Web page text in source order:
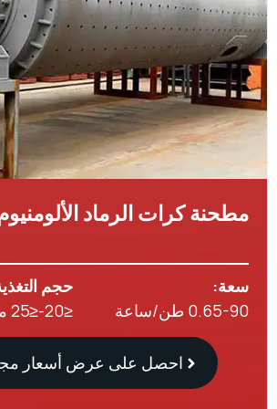
كرات الرماد الألومنيوم
طن/ساعة
حجم التغذية:
≤20-≤25 مم
احصل على عرض أسعار مجاني الآن